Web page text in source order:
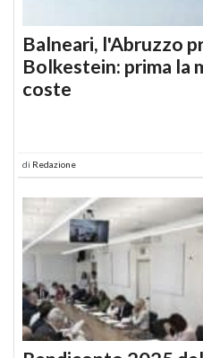
Balneari, l'Abruzzo
Bolkestein: prima la
coste
di Redazione